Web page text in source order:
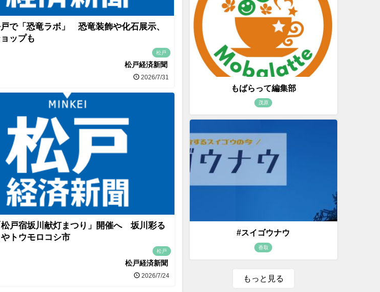
で「恐竜ラボ」 恐竜装飾や化石展示、
ップも
松戸
松戸経済新聞
2026/7/31
戸宿坂川献灯まつり」開催へ 坂川彩る
トウモロコシ市
松戸
松戸経済新聞
2026/7/24
もばらって編集部
茂原
#スイゴウナウ
香取
もっと見る